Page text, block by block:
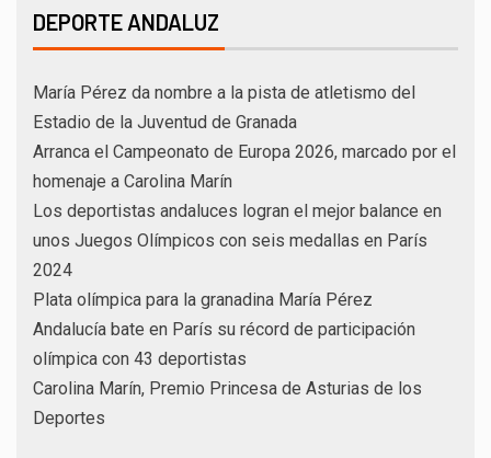
DEPORTE ANDALUZ
María Pérez da nombre a la pista de atletismo del
Estadio de la Juventud de Granada
Arranca el Campeonato de Europa 2026, marcado por el
homenaje a Carolina Marín
Los deportistas andaluces logran el mejor balance en
unos Juegos Olímpicos con seis medallas en París
2024
Plata olímpica para la granadina María Pérez
Andalucía bate en París su récord de participación
olímpica con 43 deportistas
Carolina Marín, Premio Princesa de Asturias de los
Deportes